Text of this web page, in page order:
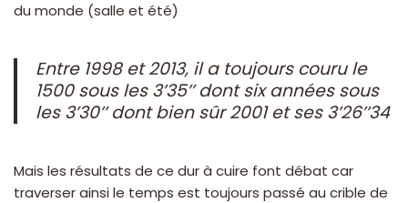
du monde (salle et été)
Entre 1998 et 2013, il a toujours couru le
1500 sous les 3’35’’ dont six années sous
les 3’30’’ dont bien sûr 2001 et ses 3’26’’34
Mais les résultats de ce dur à cuire font débat car
traverser ainsi le temps est toujours passé au crible de